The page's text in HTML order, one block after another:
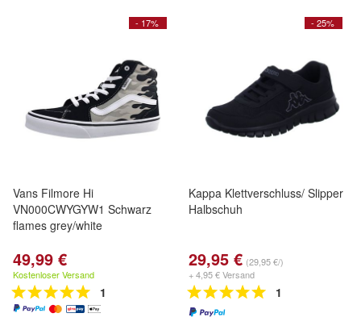
- 17%
Vans Filmore Hi
VN000CWYGYW1 Schwarz
flames grey/white
49,99 €
Kostenloser Versand
1
- 25%
Kappa Klettverschluss/ Slipper
Halbschuh
29,95 € (29,95 €/)
+ 4,95 € Versand
1